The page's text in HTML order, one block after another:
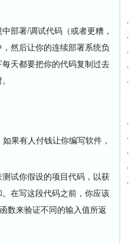
部署/调试代码（或者更糟，
然后让你的连续部署系统负
天都要把你的代码复制过去
果有人付钱让你编写软件，
试你假设的项目代码，以获
在写这段代码之前，你应该
数来验证不同的输入值所返